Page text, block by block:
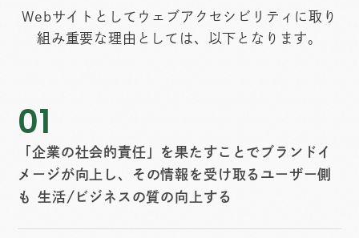
Webサイトとしてウェブアクセシビリティに取り
組み重要な理由としては、以下となります。
01
「企業の社会的責任」を果たすことでブランドイ
メージが向上し、
その情報を受け取るユーザー側
も 生活/ビジネスの質の向上する